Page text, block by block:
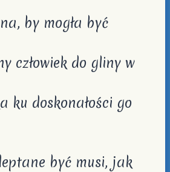
by mogła być
człowiek do gliny w
ku doskonałości go
być musi, jak